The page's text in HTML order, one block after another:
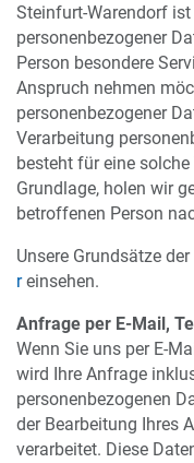
Steinfurt-Warendorf
personenbezogener
Person besondere
Anspruch nehmen
personenbezogener
Verarbeitung
besteht für eine
Grundlage, holen wir
betroffenen Person
Unsere Grundsätze
reinsehen.
Anfrage per E-Mail,
Wenn Sie uns per E-
wird Ihre Anfrage
personenbezogenen
der Bearbeitung Ihres
verarbeitet. Diese